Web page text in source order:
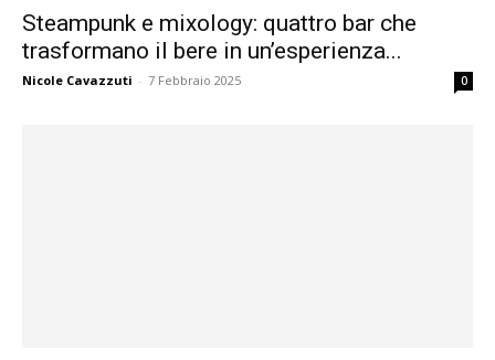
Steampunk e mixology: quattro bar che
trasformano il bere in un’esperienza...
Nicole Cavazzuti - 7 Febbraio 2025 0